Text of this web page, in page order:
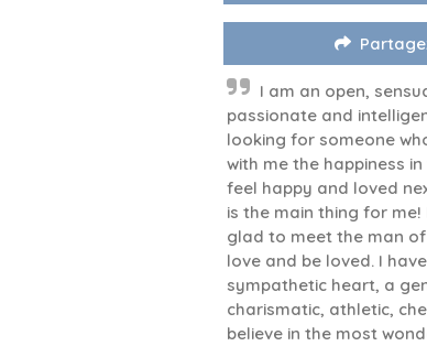
I am an open,
passionate and
looking for someone
with me the happiness in
feel happy and loved
is the main thing for me!
glad to meet the man
love and be loved. I
sympathetic heart, a
charismatic, athletic,
believe in the most